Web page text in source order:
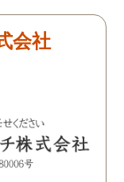
普段は普通なのに夜
とおかしくなってそ
会社